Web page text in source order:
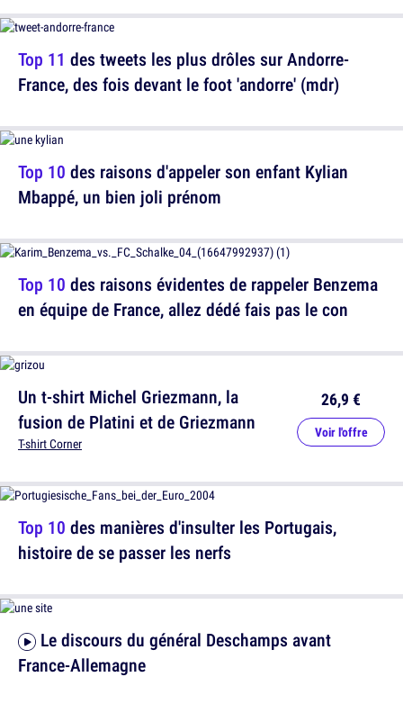
Top 10 des raisons d'appeler son enfant Kylian
Mbappé, un bien joli prénom
Un t-shirt Michel Griezmann, la
fusion de Platini et de Griezmann
T-shirt Corner
26,9 €
Voir l'offre
France-Allemagne
Top 11 des tweets les plus drôles sur Andorre-
France, des fois devant le foot 'andorre' (mdr)
Top 10 des raisons évidentes de rappeler Benzema
en équipe de France, allez dédé fais pas le con
Top 10 des manières d'insulter les Portugais,
histoire de se passer les nerfs